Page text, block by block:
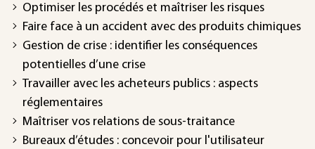
Optimiser les procédés et maîtriser les risques
Faire face à un accident avec des produits chimiques
Gestion de crise : identifier les conséquences
potentielles d’une crise
Travailler avec les acheteurs publics : aspects
réglementaires
Maîtriser vos relations de sous-traitance
Bureaux d’études : concevoir pour l'utilisateur